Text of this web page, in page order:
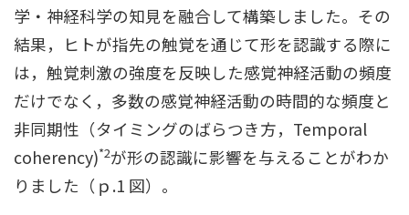
学・神経科学の知見を融合して構築しました。その
結果，ヒトが指先の触覚を通じて形を認識する際に
は，触覚刺激の強度を反映した感覚神経活動の頻度
だけでなく，多数の感覚神経活動の時間的な頻度と
非同期性（タイミングのばらつき方，Temporal
coherency)*2が形の認識に影響を与えることがわか
りました（ｐ.1 図）。